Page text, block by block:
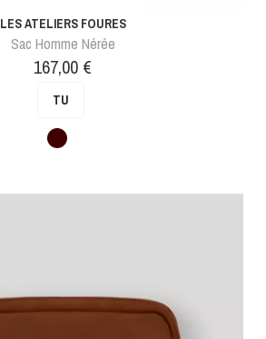
LES ATELIERS FOURES
Sac Homme Nérée
Prix
167,00 €
TU
Marron